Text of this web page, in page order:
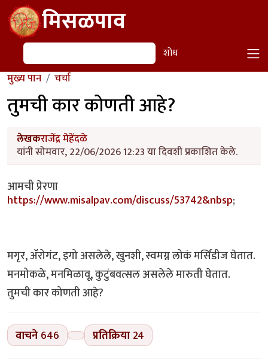
Skip to main contentमिसळपाव
शोध शोध
मुख्य पान चर्चा
तुमची कार कोणती आहे?
लेखकराजेंद्र मेहेंदळे
यांनी सोमवार, 22/06/2026 12:23 या दिवशी प्रकाशित केले.
आमची प्रेरणा
https://www.misalpav.com/discuss/53742&nbsp;
मगृर, ॲरोगंट, इगो असलेले, खुनशी, स्वमग्न लोकं मर्सिडीज घेतात.
मनमोकळे, मनमिळावू, कुटुंबवत्सल असलेले मारुती घेतात.
तुमची कार कोणती आहे?
वाचने 646 प्रतिक्रिया 24